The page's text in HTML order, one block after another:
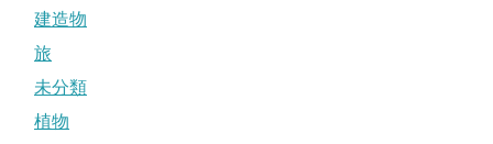
建造物
旅
未分類
植物